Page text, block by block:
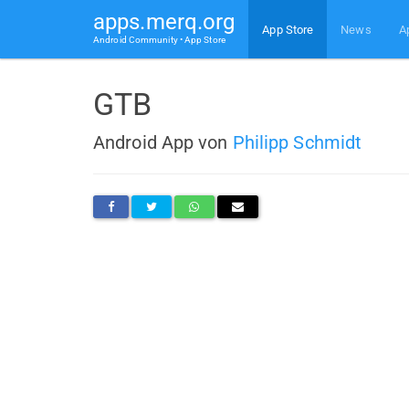
apps.merq.org
Android Community • App Store
App Store News
GTB
Android App von Philipp Schmidt